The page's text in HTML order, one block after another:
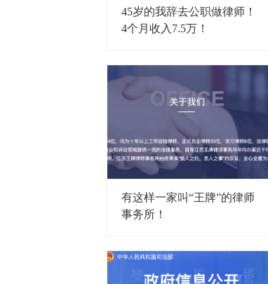
45岁的我辞去公职做律师！
4个月收入7.5万！
有这样一家叫“王牌”的律师
事务所！